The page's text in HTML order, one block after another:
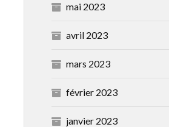
mai 2023
avril 2023
mars 2023
février 2023
janvier 2023